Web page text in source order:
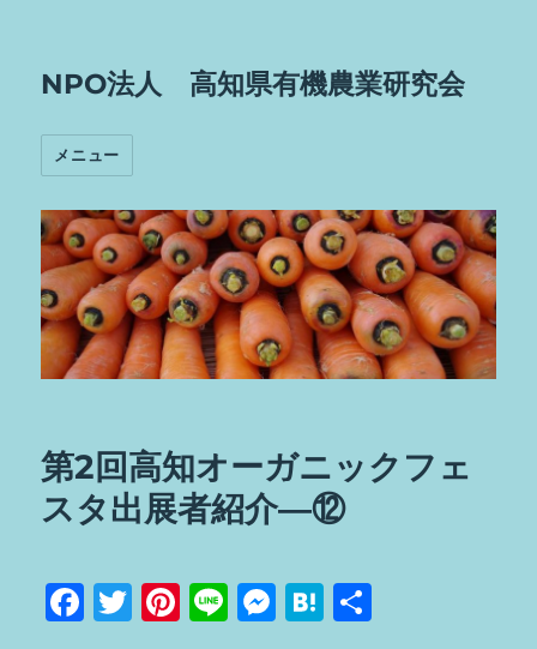
NPO法人 高知県有機農業研究会
メニュー
第2回高知オーガニックフェ
スタ出展者紹介―⑫
F
T
Pi Li M H